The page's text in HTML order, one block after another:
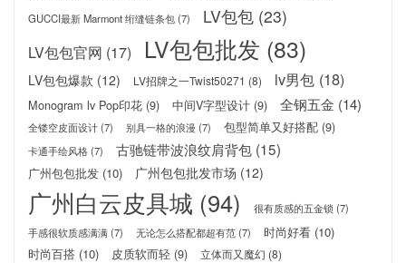
GUCCI最新 Marmont 绗缝链条包(7) LV包包 (23)
LV包包官网 (17) LV包包批发 (83)
LV包包爆款 (12) LV招牌之一Twist50271 (8) lv男包 (18)
Monogram lv Pop印花 (9) 中间V字型设计 (9) 全钢五金 (14)
全镂空皮面设计(7) 别具一格的浪漫 (7) 包型简单又好搭配 (9)
卡通手绘风格(7) 古驰链带波浪纹肩背包 (15)
广州包包批发 (10) 广州包包批发市场 (12)
广州白云皮具城 (94) 很有质感的五金锁 (7)
手感很软质感满满(7) 无论怎么搭配都超有范(7) 时尚好看 (10)
时尚百搭 (10) 皮质软而轻 (9) 立体而又魔幻 (8)